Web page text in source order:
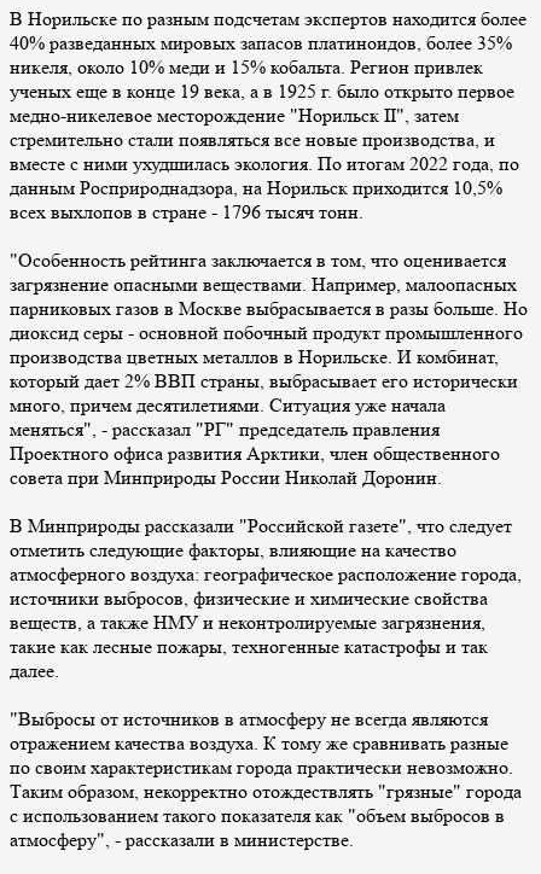
В Норильске по разным подсчетам экспертов находится более
40% разведанных мировых запасов платиноидов, более 35%
никеля, около 10% меди и 15% кобальта. Регион привлек
ученых еще в конце 19 века, а в 1925 г. было открыто первое
медно-никелевое месторождение "Норильск II", затем
стремительно стали появляться все новые производства, и
вместе с ними ухудшилась экология. По итогам 2022 года, по
данным Росприроднадзора, на Норильск приходится 10,5%
всех выхлопов в стране - 1796 тысяч тонн.
"Особенность рейтинга заключается в том, что оценивается
загрязнение опасными веществами. Например, малоопасных
парниковых газов в Москве выбрасывается в разы больше. Но
диоксид серы - основной побочный продукт промышленного
производства цветных металлов в Норильске. И комбинат,
который дает 2% ВВП страны, выбрасывает его исторически
много, причем десятилетиями. Ситуация уже начала
меняться", - рассказал "РГ" председатель правления
Проектного офиса развития Арктики, член общественного
совета при Минприроды России Николай Доронин.
В Минприроды рассказали "Российской газете", что следует
отметить следующие факторы, влияющие на качество
атмосферного воздуха: географическое расположение города,
источники выбросов, физические и химические свойства
веществ, а также НМУ и неконтролируемые загрязнения,
такие как лесные пожары, техногенные катастрофы и так
далее.
"Выбросы от источников в атмосферу не всегда являются
отражением качества воздуха. К тому же сравнивать разные
по своим характеристикам города практически невозможно.
Таким образом, некорректно отождествлять "грязные" города
с использованием такого показателя как "объем выбросов в
атмосферу", - рассказали в министерстве.